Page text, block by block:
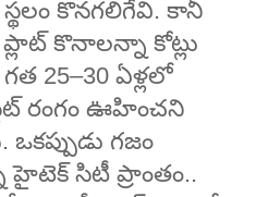
కొనగలిగేవి. కానీ
కొనాలన్నా కోట్లు
25–30 ఏళ్లలో
రంగం ఊహించని
గజం
హైటెక్ సిటీ ప్రాంతం..